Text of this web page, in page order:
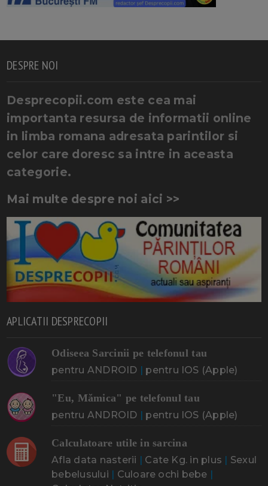
DESPRE NOI
Desprecopii.com este cea mai
importanta resursa de informatii online
in limba romana adresata parintilor si
celor care doresc sa intre in aceasta
categorie.
Mai multe despre noi aici >>
APLICATII DESPRECOPII
Odiseea Sarcinii pe telefonul tau
pentru ANDROID | pentru IOS (Apple)
"Eu, Mămica" pe telefonul tau
pentru ANDROID | pentru IOS (Apple)
Calculatoare utile in sarcina
Afla data nasterii | Cate Kg. in plus | Sexul
bebelusului | Culoare ochi bebe |